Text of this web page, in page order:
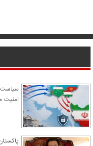
سیاست
امنیت